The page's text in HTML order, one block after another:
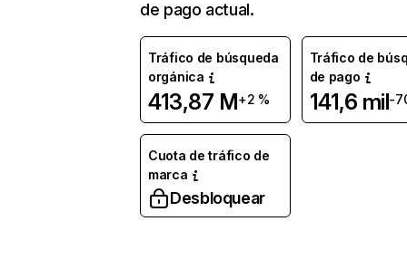
de pago actual.
Tráfico de búsqueda
orgánica
413,87 M+2 %
Tráfico de
de pago
141,6 mil-
Cuota de tráfico de
marca
Desbloquear